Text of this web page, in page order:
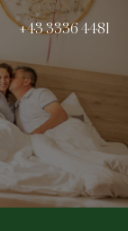
+43 3336 4481